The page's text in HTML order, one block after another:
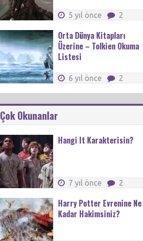
5 yıl önce 2
Orta Dünya Kitapları
Üzerine – Tolkien Okuma
Listesi
6 yıl önce 2
Çok Okunanlar
Hangi It Karakterisin?
7 yıl önce 2
Harry Potter Evrenine Ne
Kadar Hakimsiniz?